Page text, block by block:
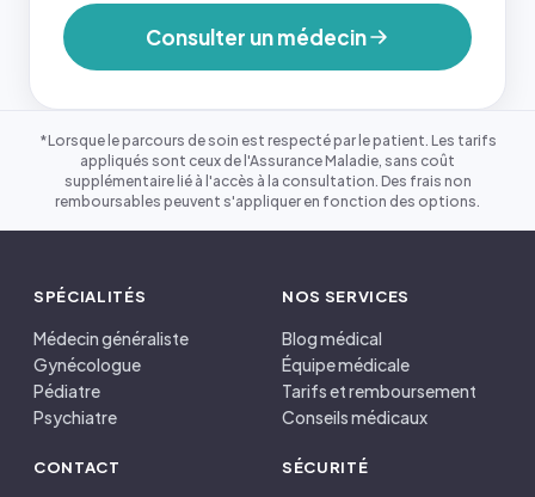
Consulter un médecin
*Lorsque le parcours de soin est respecté par le patient. Les tarifs
appliqués sont ceux de l'Assurance Maladie, sans coût
supplémentaire lié à l'accès à la consultation. Des frais non
remboursables peuvent s'appliquer en fonction des options.
SPÉCIALITÉS
Médecin généraliste
Gynécologue
Pédiatre
Psychiatre
NOS SERVICES
Blog médical
Équipe médicale
Tarifs et remboursement
Conseils médicaux
CONTACT SÉCURITÉ